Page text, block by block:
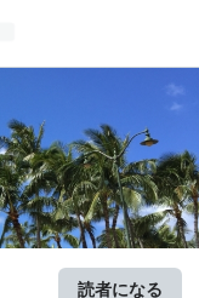
読者になる